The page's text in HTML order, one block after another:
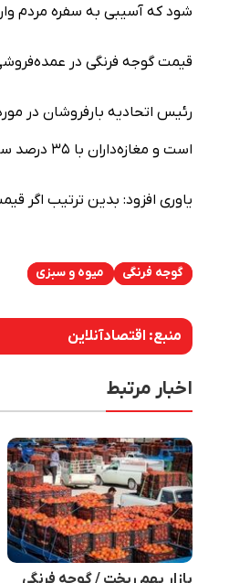
شود که آسیبی به سفره مردم
قیمت گوجه فرنگی در عمده‌فروشی‌ها به
است و مغازه‌داران با ۳۵ درصد سود، آن را عرضه می‌کنند.
یاوری افزود: بدین ترتیب اگر قیمت گوجه‌فرنگی در
گوجه فرنگی میوه و سبزی
منبع: اقتصادآنلاین
اخبار مرتبط